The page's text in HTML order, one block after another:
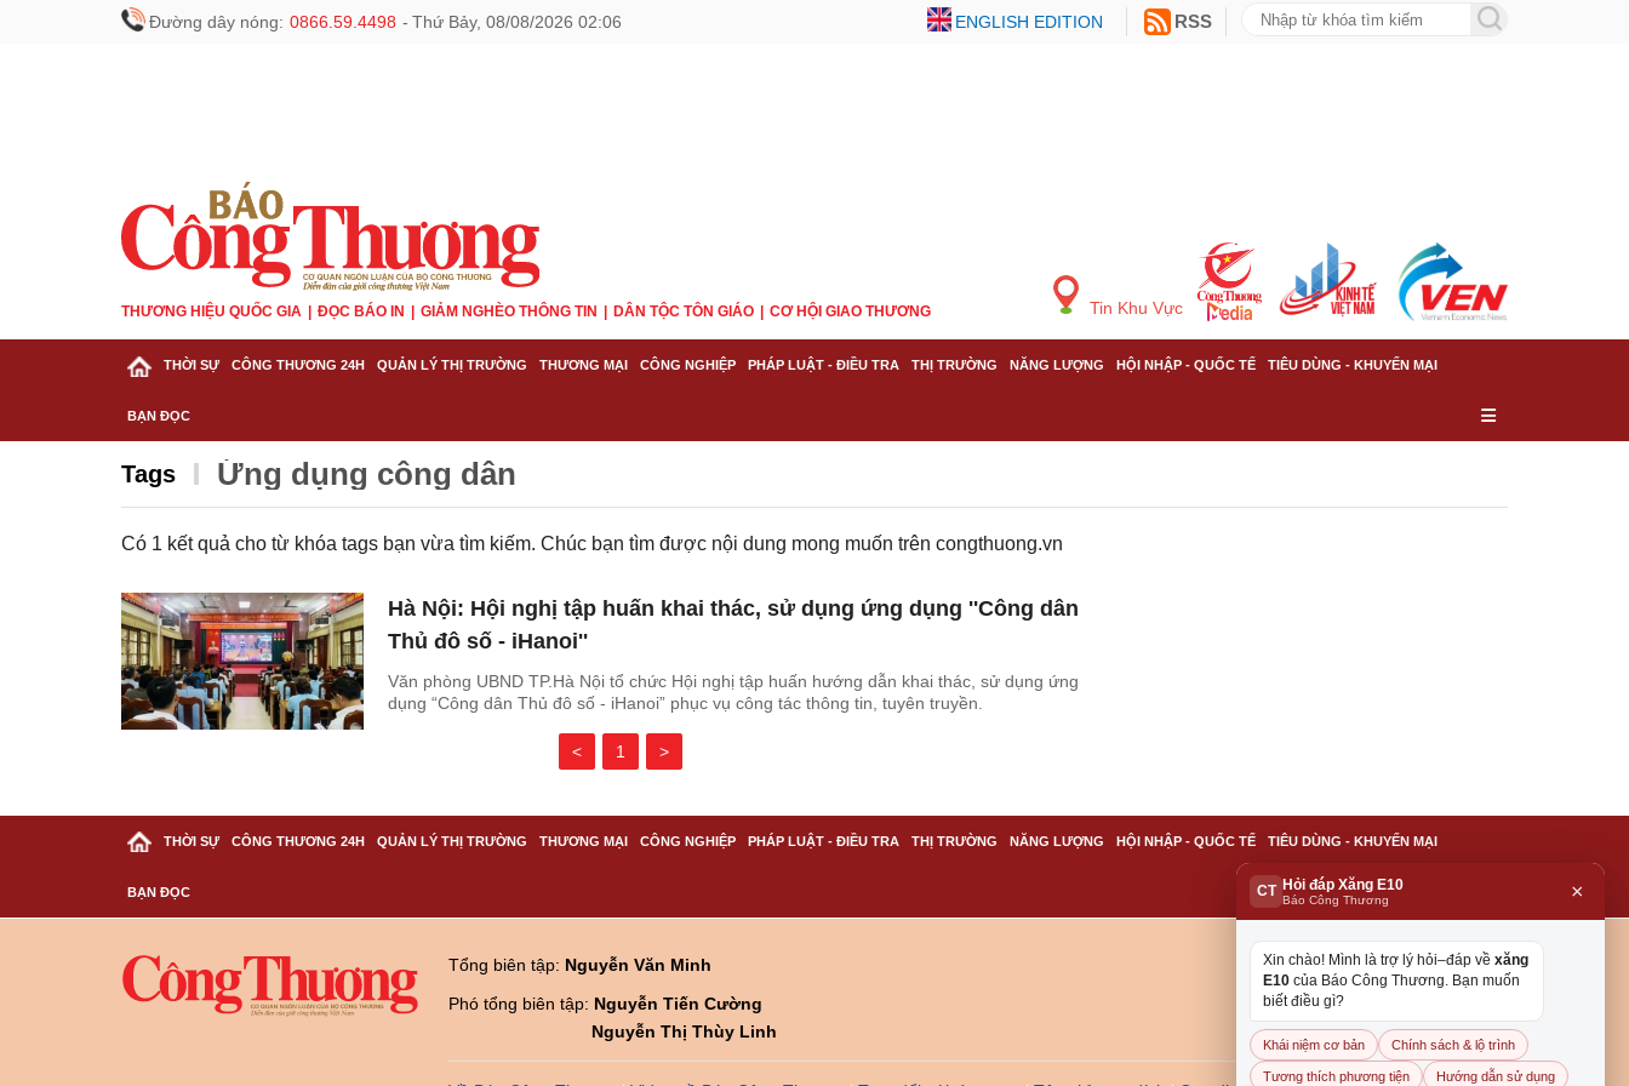
Đường dây nóng: 0866.59.4498 - Thứ Bảy, 08/08/2026 02:06 RSS
ENGLISH EDITION
THƯƠNG HIỆU QUỐC GIA ĐỌC BÁO IN GIẢM NGHÈO THÔNG TIN DÂN TỘC TÔN GIÁO CƠ HỘI GIAO THƯƠNG Tin Khu Vực
THỜI SỰ CÔNG THƯƠNG 24H QUẢN LÝ THỊ TRƯỜNG THƯƠNG MẠI CÔNG NGHIỆP PHÁP LUẬT - ĐIỀU TRA THỊ TRƯỜNG NĂNG LƯỢNG HỘI NHẬP - QUỐC TẾ TIÊU DÙNG - KHUYẾN MẠI
BẠN ĐỌC
Tags Ứng dụng công dân
Có 1 kết quả cho từ khóa tags bạn vừa tìm kiếm. Chúc bạn tìm được nội dung mong muốn trên congthuong.vn
Hà Nội: Hội nghị tập huấn khai thác, sử dụng ứng dụng ''Công dân
Thủ đô số - iHanoi''
Văn phòng UBND TP.Hà Nội tổ chức Hội nghị tập huấn hướng dẫn khai thác, sử dụng ứng
dụng “Công dân Thủ đô số - iHanoi” phục vụ công tác thông tin, tuyên truyền.
< 1 >
THỜI SỰ CÔNG THƯƠNG 24H QUẢN LÝ THỊ TRƯỜNG THƯƠNG MẠI CÔNG NGHIỆP PHÁP LUẬT - ĐIỀU TRA THỊ TRƯỜNG NĂNG LƯỢNG HỘI NHẬP - QUỐC TẾ TIÊU DÙNG - KHUYẾN MẠI
BẠN ĐỌC
Tổng biên tập: Nguyễn Văn Minh
Phó tổng biên tập: Nguyễn Tiến Cường
Nguyễn Thị Thùy Linh
CT Hỏi đáp Xăng E10
Báo Công Thương ×
Xin chào! Mình là trợ lý hỏi–đáp về xăng
E10 của Báo Công Thương. Bạn muốn
biết điều gì?
Khái niệm cơ bản Chính sách & lộ trình
Tương thích phương tiện Hướng dẫn sử dụng